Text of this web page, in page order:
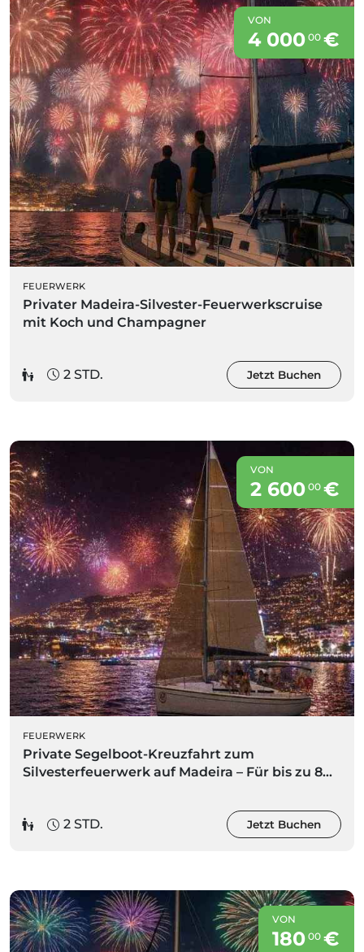
VON
4 000 00€
FEUERWERK
Privater Madeira-Silvester-Feuerwerkscruise
mit Koch und Champagner
2 STD. Jetzt Buchen
VON
2 600 00€
FEUERWERK
Private Segelboot-Kreuzfahrt zum
Silvesterfeuerwerk auf Madeira – Für bis zu 8
2 STD. Jetzt Buchen
VON
180 00€